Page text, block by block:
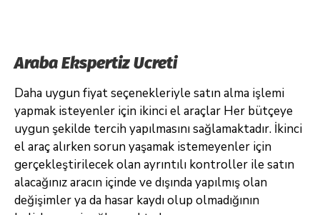
Araba Ekspertiz Ucreti
Daha uygun fiyat seçenekleriyle satın alma işlemi
yapmak isteyenler için ikinci el araçlar Her bütçeye
uygun şekilde tercih yapılmasını sağlamaktadır. İkinci
el araç alırken sorun yaşamak istemeyenler için
gerçekleştirilecek olan ayrıntılı kontroller ile satın
alacağınız aracın içinde ve dışında yapılmış olan
değişimler ya da hasar kaydı olup olmadığının